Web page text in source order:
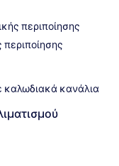
περιποίησης
καλωδιακά κανάλια